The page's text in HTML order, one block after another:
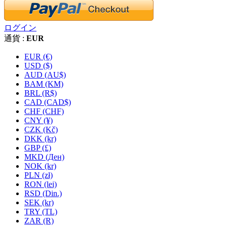
ログイン
通貨 : EUR
EUR (€)
USD ($)
AUD (AU$)
BAM (KM)
BRL (R$)
CAD (CAD$)
CHF (CHF)
CNY (¥)
CZK (Kč)
DKK (kr)
GBP (£)
MKD (Ден)
NOK (kr)
PLN (zł)
RON (lei)
RSD (Din.)
SEK (kr)
TRY (TL)
ZAR (R)